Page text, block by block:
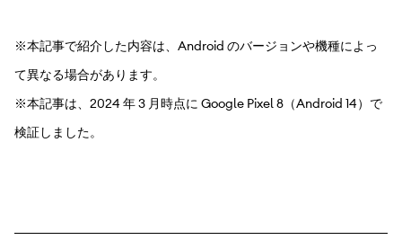
※本記事で紹介した内容は、Android のバージョンや機種によっ
て異なる場合があります。
※本記事は、2024 年 3 月時点に Google Pixel 8（Android 14）で
検証しました。